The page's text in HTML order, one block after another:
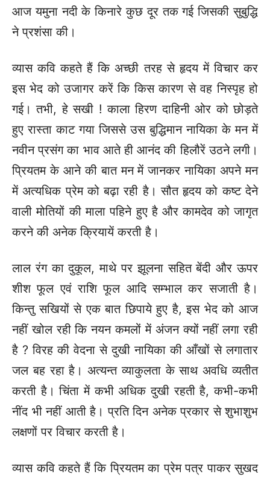
आज यमुना नदी के किनारे कुछ दूर तक गई जिसकी सुबुद्धि
ने प्रशंसा की।
व्यास कवि कहते हैं कि अच्छी तरह से हृदय में विचार कर
इस भेद को उजागर करें कि किस कारण से वह निस्पृह हो
गई। तभी, हे सखी ! काला हिरण दाहिनी ओर को छोड़ते
हुए रास्ता काट गया जिससे उस बुद्धिमान नायिका के मन में
नवीन प्रसंग का भाव आते ही आनंद की हिलौरें उठने लगी।
प्रियतम के आने की बात मन में जानकर नायिका अपने मन
में अत्यधिक प्रेम को बढ़ा रही है। सौत हृदय को कष्ट देने
वाली मोतियों की माला पहिने हुए है और कामदेव को जागृत
करने की अनेक क्रियायें करती है।
लाल रंग का दुकूल, माथे पर झूलना सहित बेंदी और ऊपर
शीश फूल एवं राशि फूल आदि सम्भाल कर सजाती है।
किन्तु सखियों से एक बात छिपाये हुए है, इस भेद को आज
नहीं खोल रही कि नयन कमलों में अंजन क्यों नहीं लगा रही
है ? विरह की वेदना से दुखी नायिका की आँखों से लगातार
जल बह रहा है। अत्यन्त व्याकुलता के साथ अवधि व्यतीत
करती है। चिंता में कभी अधिक दुखी रहती है, कभी-कभी
नींद भी नहीं आती है। प्रति दिन अनेक प्रकार से शुभाशुभ
लक्षणों पर विचार करती है।
व्यास कवि कहते हैं कि प्रियतम का प्रेम पत्र पाकर सुखद